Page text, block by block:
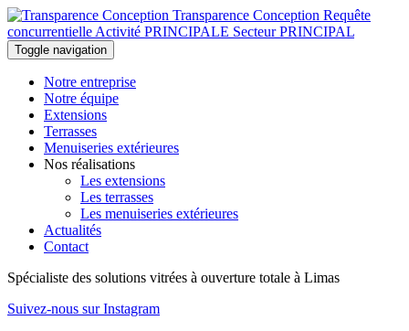
Transparence Conception Requête
concurrentielle Activité PRINCIPALE Secteur PRINCIPAL
Toggle navigation
Notre entreprise
Notre équipe
Extensions
Terrasses
Menuiseries extérieures
Nos réalisations
Les extensions
Les terrasses
Les menuiseries extérieures
Actualités
Contact
Spécialiste des solutions vitrées à ouverture totale à Limas
Suivez-nous sur Instagram